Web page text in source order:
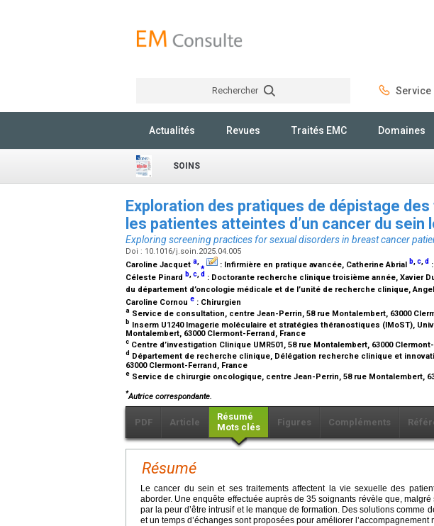
Rechercher Service
Actualités Revues Traités EMC Domaines
SOINS
Exploration des pratiques de dépistage
les patientes atteintes d’un cancer du sein
Exploring screening practices for sexual disorders in breast cancer
Doi : 10.1016/j.soin.2025.04.005
Caroline Jacquet a,⁎ : Infirmière en pratique avancée, Catherine Abrial b,c,d :
Céleste Pinard b c d : Doctorante recherche clinique troisième année, Xavier
du département d’oncologie médicale et de l’unité de recherche clinique,
Caroline Cornou e : Chirurgien
a Service de consultation, centre Jean-Perrin, 58 rue Montalembert, 63000
b Inserm U1240 Imagerie moléculaire et stratégies théranostiques (IMoST),
Montalembert, 63000 Clermont-Ferrand, France
c Centre d’investigation Clinique UMR501, 58 rue Montalembert, 63000
d Département de recherche clinique, Délégation recherche clinique et
63000 Clermont-Ferrand, France
e Service de chirurgie oncologique, centre Jean-Perrin, 58 rue Montalembert,
*Autrice correspondante.
PDF Article
Résumé
Mots clés
Figures Compléments
Résumé
Le cancer du sein et ses traitements affectent la vie sexuelle des
aborder. Une enquête effectuée auprès de 35 soignants révèle que,
par la peur d’être intrusif et le manque de formation. Des solutions comme
et un temps d’échanges sont proposées pour améliorer